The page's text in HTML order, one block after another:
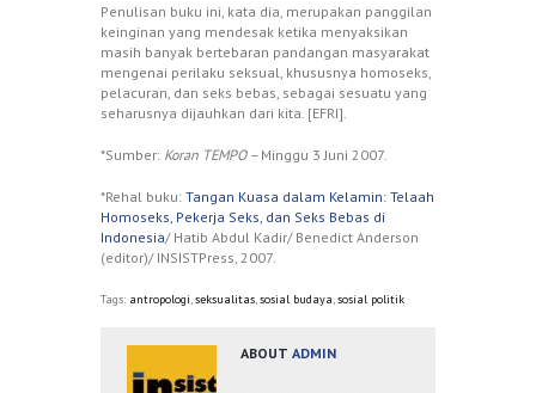
Penulisan buku ini, kata dia, merupakan panggilan
keinginan yang mendesak ketika menyaksikan
masih banyak bertebaran pandangan masyarakat
mengenai perilaku seksual, khususnya homoseks,
pelacuran, dan seks bebas, sebagai sesuatu yang
seharusnya dijauhkan dari kita. [EFRI].
*Sumber: Koran TEMPO – Minggu 3 Juni 2007.
*Rehal buku: Tangan Kuasa dalam Kelamin: Telaah
Homoseks, Pekerja Seks, dan Seks Bebas di
Indonesia/ Hatib Abdul Kadir/ Benedict Anderson
(editor)/ INSISTPress, 2007.
Tags: antropologi,seksualitas,sosial budaya,sosial politik
ABOUTADMIN